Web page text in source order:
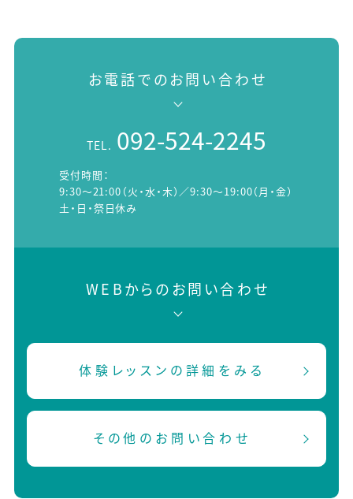
お電話でのお問い合わせ
TEL. 092-524-2245
受付時間：
9:30～21:00（火・水・木）／9:30～19:00（月・金）
土・日・祭日休み
WEBからのお問い合わせ
体験レッスンの詳細をみる
その他のお問い合わせ